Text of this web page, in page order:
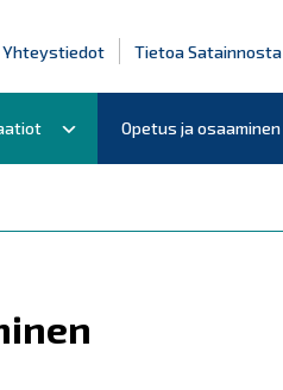
Yhteystiedot Tietoa Satainnosta
Opetus ja osaaminen